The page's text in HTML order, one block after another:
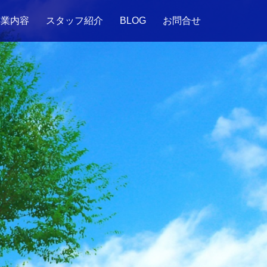
内容 スタッフ紹介 BLOG お問合せ